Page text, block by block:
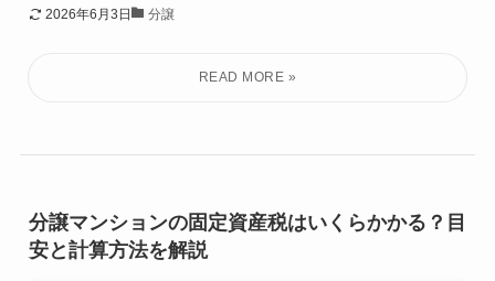
2026年6月3日 分譲
分譲マンションの固定資産税はいくらかかる？目
安と計算方法を解説